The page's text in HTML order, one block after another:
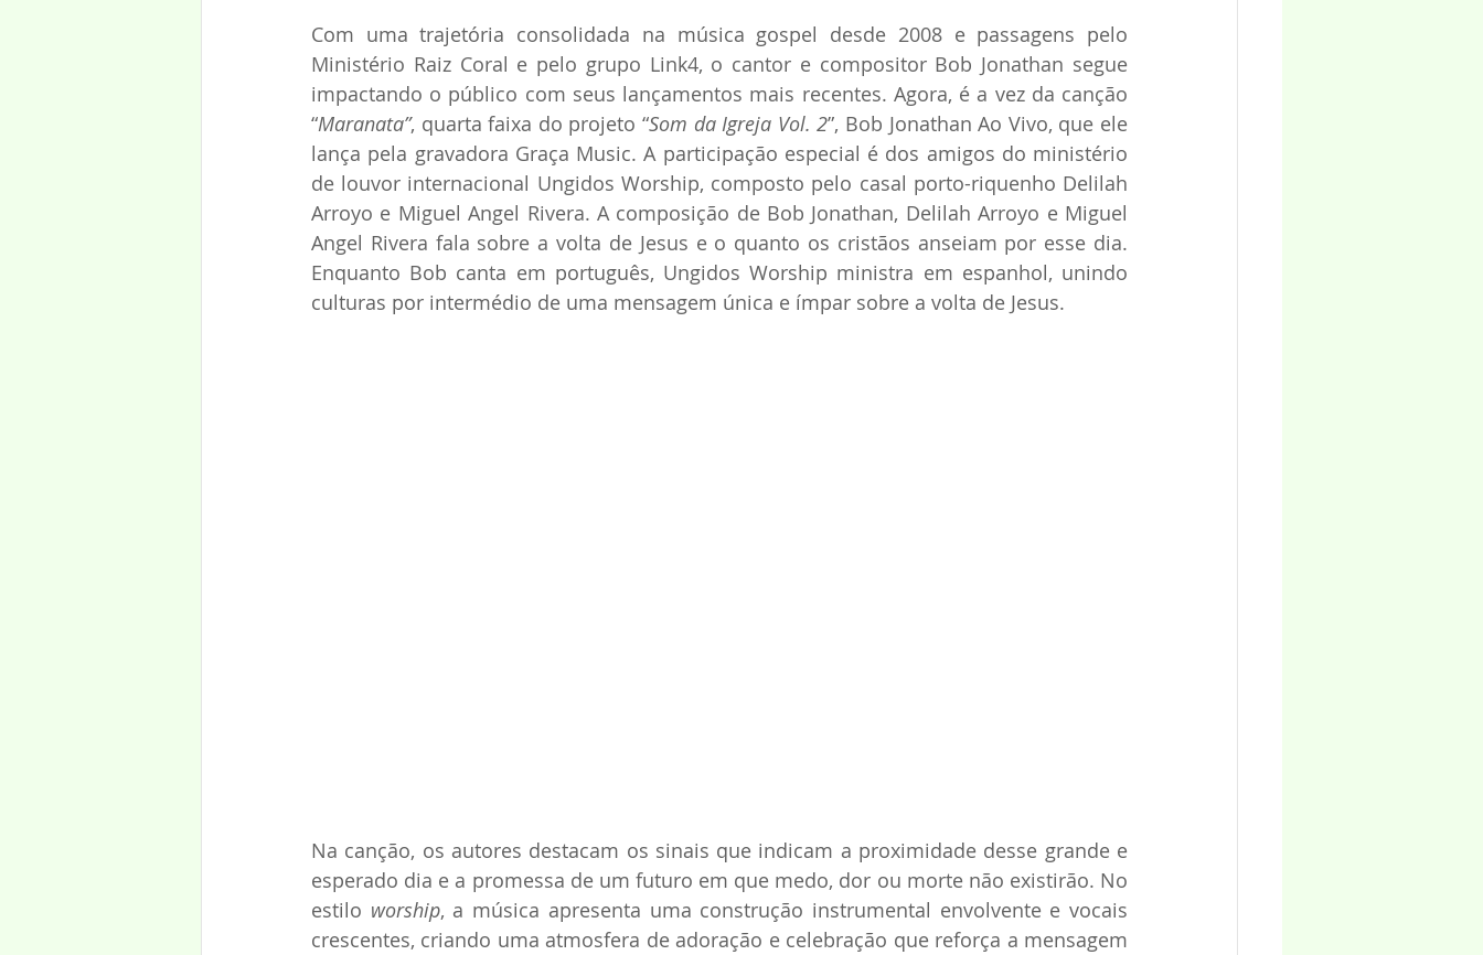
Com uma trajetória consolidada na música gospel desde 2008 e passagens pelo
Ministério Raiz Coral e pelo grupo Link4, o cantor e compositor Bob Jonathan segue
impactando o público com seus lançamentos mais recentes. Agora, é a vez da canção
“Maranata”, quarta faixa do projeto “Som da Igreja Vol. 2”, Bob Jonathan Ao Vivo, que ele
lança pela gravadora Graça Music. A participação especial é dos amigos do ministério
de louvor internacional Ungidos Worship, composto pelo casal porto-riquenho Delilah
Arroyo e Miguel Angel Rivera. A composição de Bob Jonathan, Delilah Arroyo e Miguel
Angel Rivera fala sobre a volta de Jesus e o quanto os cristãos anseiam por esse dia.
Enquanto Bob canta em português, Ungidos Worship ministra em espanhol, unindo
culturas por intermédio de uma mensagem única e ímpar sobre a volta de Jesus.
Na canção, os autores destacam os sinais que indicam a proximidade desse grande e
esperado dia e a promessa de um futuro em que medo, dor ou morte não existirão. No
estilo worship, a música apresenta uma construção instrumental envolvente e vocais
crescentes, criando uma atmosfera de adoração e celebração que reforça a mensagem